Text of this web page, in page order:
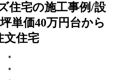
住宅の施工事例/設
単価40万円台から
文住宅